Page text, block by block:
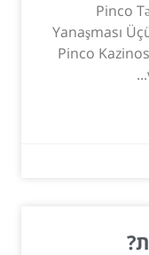
Pinco
Yanaşması
Pinco